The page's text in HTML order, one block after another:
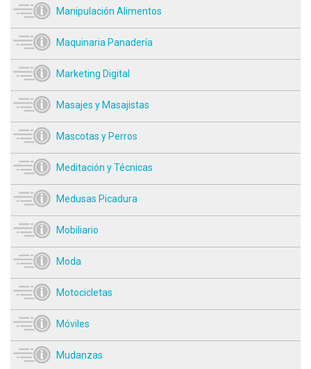
Manipulación Alimentos
Maquinaria Panadería
Marketing Digital
Masajes y Masajistas
Mascotas y Perros
Meditación y Técnicas
Medusas Picadura
Mobiliario
Moda
Motocicletas
Móviles
Mudanzas